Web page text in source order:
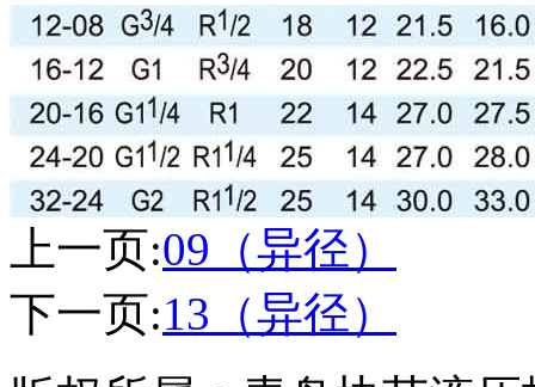
上一页:09（异径）
下一页:13（异径）